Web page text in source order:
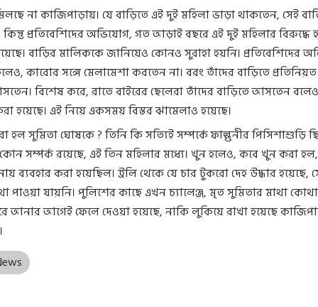
না কাজিপাড়ায়। যে বাড়িতে এই দুই মহিলা ভাড়া থাকতেন, সেই
প্রতিবেশিদের অভিযোগ, গত আড়াই বছরে এই দুই মহিলার বিরুদ্ধে
বাড়ির মালিককে জানিয়েও কোনও সুরাহা হয়নি। প্রতিবেশিদের
কারোর সঙ্গে মেলামেশা করতেন না। বরং তাঁদের বাড়িতে প্রতিনিয়ত
বিশেষ করে, রাতে বাইরের ছেলেরা তাঁদের বাড়িতে আসতেন বলেও
হয়েছে। এই নিয়ে একসময় বিস্তর ঝামেলাও হয়েছে।
হল সুমিতা ঘোষকে ? তিনি কি সত্যিই সম্পর্কে ফাল্গুনীর পিসিশাশুড়ি
সম্পর্ক রয়েছে, এই তিন মহিলার মধ্যে। খুন হলেও, কবে খুন করা
ব্যবহার করা হয়েছিল। ট্রলি থেকে যে চার টুকরো দেহ উদ্ধার হয়েছে,
পাওয়া যায়নি। পুলিশের কাছে এখন চ্যালেঞ্জ, মৃত সুমিতার মাথা
আনার আগেই ফেলে দেওয়া হয়েছে, নাকি লুকিয়ে রাখা হয়েছে